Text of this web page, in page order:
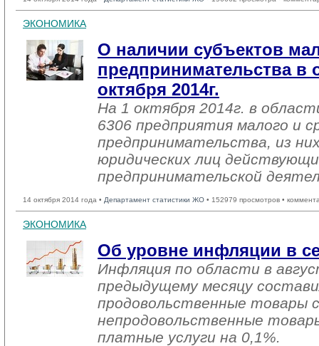
ЭКОНОМИКА
О наличии субъектов
предпринимательства в
октября 2014г.
На 1 октября 2014г. в
6306 предприятия малого и
предпринимательства, из
юридических лиц
предпринимательской
14 октября 2014 года • Департамент статистики ЖО • 152979 просмотров •
ЭКОНОМИКА
Об уровне инфляции в
Инфляция по области в
предыдущему месяцу
продовольственные товары
непродовольственные
платные услуги на 0,1%.